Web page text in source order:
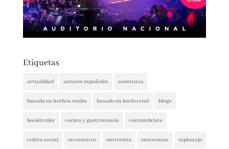
Etiquetas
actualidad autores españoles aventuras
booktrailer
crítica social encuentros entrevista entrevistas
espionaje ferias del libro festivales ficción
ficción histórica firmas ganadores histórica
intriga lectura conjunta misterio narrativa